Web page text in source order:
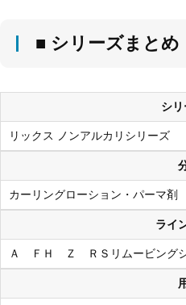
■ シリーズまとめ
シ
リックス ノンアルカリシリーズ
カーリングローション・パーマ剤
ライ
Ａ ＦＨ Ｚ ＲＳリムービング